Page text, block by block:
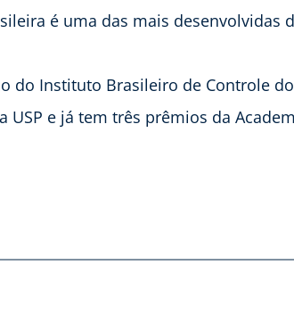
é uma das mais desenvolvidas
do Instituto Brasileiro de Controle do
USP e já tem três prêmios da